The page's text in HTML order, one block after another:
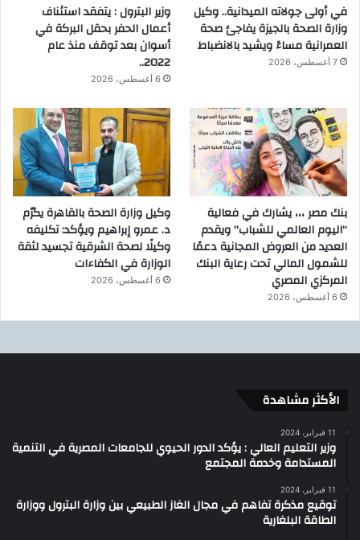
في أولى جولاته الميدانية.. وكيل
وزارة الصحة بالجيزة يفاجئ صحة
العمرانية مساءً ويشيد بالانضباط
7 أغسطس، 2026
وزير البترول : يتفقد استئناف
أعمال الحفر بحقل البركة في
أسوان بعد توقف منذ عام
2022..
6 أغسطس، 2026
بنك مصر ،،، يشارك في فعالية
“اليوم العالمي للشباب” ويقدم
العديد من العروض المجانية دعمًا
للشمول المالي تحت رعاية البنك
المركزي المصري
6 أغسطس، 2026
وكيل وزارة الصحة بالقاهرة يكرّم
د. عمرو إبراهيم ويؤكد: تكليفه
وكيلًا لصحة الشرقية تجسيد لثقة
الوزارة في الكفاءات
6 أغسطس، 2026
الأكثر مشاهدة
11 فبراير، 2024
وزير التعليم العالي : يؤكد الدور الحيوي للجامعات المصرية في التنمية
المستدامة وخدمة المجتمع
11 فبراير، 2024
توقيع مذكرة تفاهم في مجال الغاز الطبيعي بين وزارة البترول ووزارة
الطاقة البلغارية